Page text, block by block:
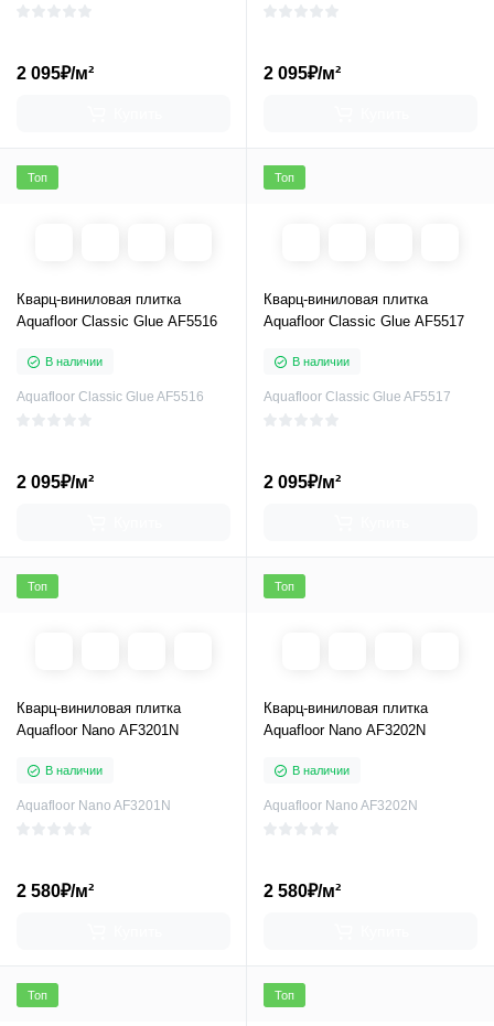
2 095₽/м² 2 095₽/м²
Топ
Кварц-виниловая плитка
Aquafloor Classic Glue AF5516
В наличии
Aquafloor Classic Glue AF5516
2 095₽/м²
Топ
Кварц-виниловая плитка
Aquafloor Classic Glue AF5517
В наличии
Aquafloor Classic Glue AF5517
2 095₽/м²
Топ
Кварц-виниловая плитка
Aquafloor Nano AF3201N
В наличии
Aquafloor Nano AF3201N
2 580₽/м²
Топ
Кварц-виниловая плитка
Aquafloor Nano AF3202N
В наличии
Aquafloor Nano AF3202N
2 580₽/м²
Топ Топ